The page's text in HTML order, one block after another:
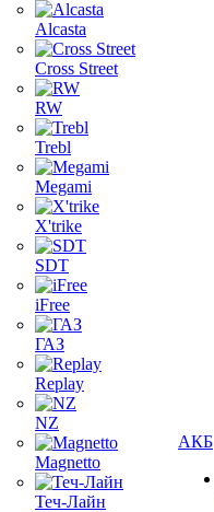
Alcasta
Cross Street
RW
Trebl
Megami
X'trike
SDT
iFree
ГАЗ
Replay
NZ
Magnetto
Теч-Лайн
АКБ